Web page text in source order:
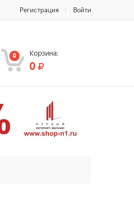
Регистрация Войти
0 Корзина:
0